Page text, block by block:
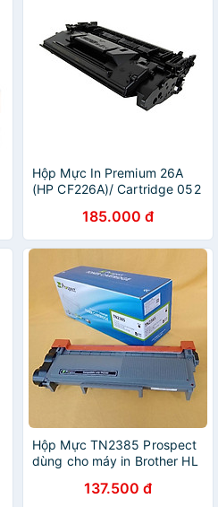
Hộp Mực In Premium 26A
(HP CF226A)/ Cartridge 052
185.000 đ
Hộp Mực TN2385 Prospect
dùng cho máy in Brother HL
L2520D, L2701DW in 2600
137.500 đ